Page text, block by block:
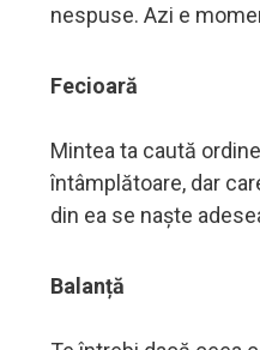
nespuse. Azi e
Fecioară
Mintea ta caută
întâmplătoare, dar
din ea se naște
Balanță